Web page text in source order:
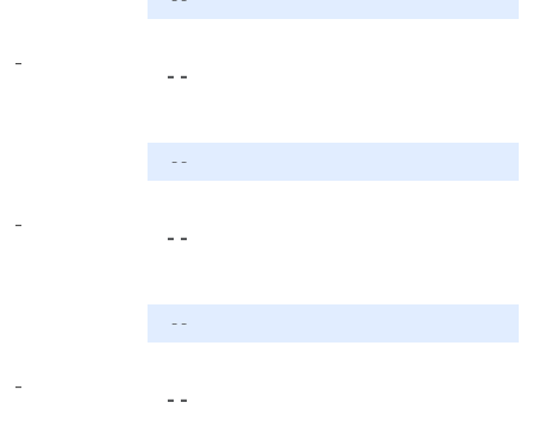
-
- -
- -
-
- -
- -
-
- -